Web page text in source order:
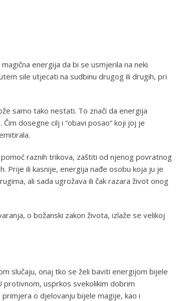
energija da bi se usmjerila na neki
sile utjecati na sudbinu drugog ili drugih, pri
samo tako nestati. To znači da energija
dosegne cilj i “obavi posao” koji joj je
raznih trikova, zaštiti od njenog povratnog
Prije ili kasnije, energija nađe osobu koja ju je
ali sada ugrožava ili čak razara život onog
o božanski zakon života, izlaže se velikoj
slučaju, onaj tko se želi baviti energijom bijele
usprkos svekolikim dobrim
o djelovanju bijele magije, kao i